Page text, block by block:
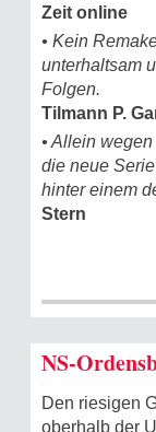
Zeit online
• Kein
unterhaltsam
Folgen.
Tilmann P.
• Allein
die neue
hinter einem
Stern
NS-
Den riesigen
oberhalb der